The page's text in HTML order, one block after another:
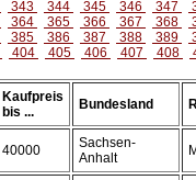
343 344 345 346 347
364 365 366 367 368
385 386 387 388 389
404 405 406 407 408
Kaufpreis
bis ...
Bundesland
40000
Sachsen-
Anhalt